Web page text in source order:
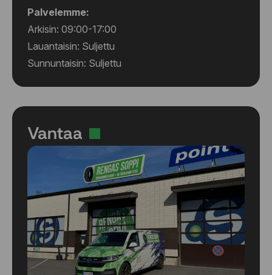
Palvelemme:
Arkisin: 09:00-17:00
Lauantaisin: Suljettu
Sunnuntaisin: Suljettu
Vantaa